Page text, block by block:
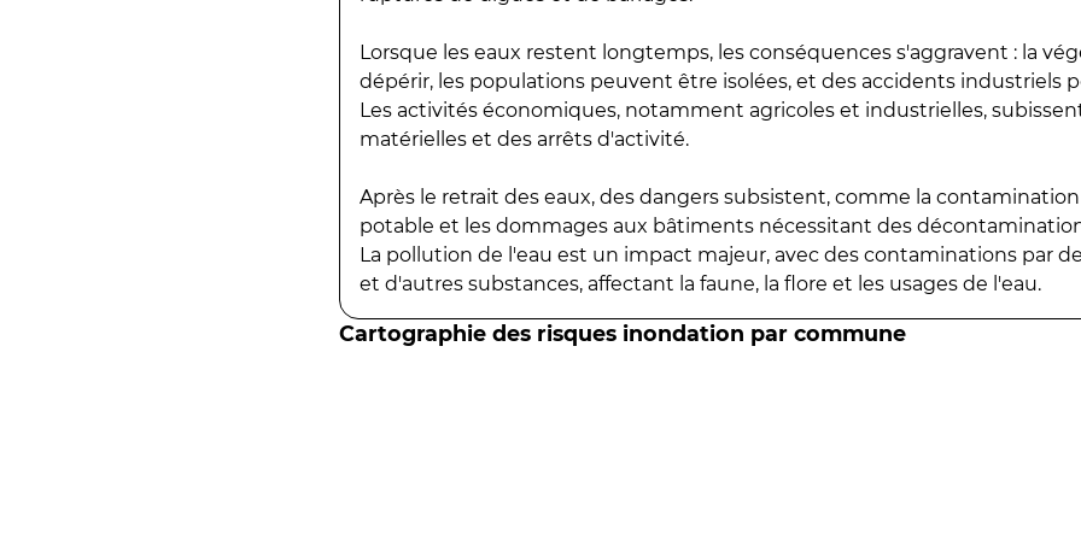
Lorsque les eaux restent longtemps, les conséquences s'aggravent : la
dépérir, les populations peuvent être isolées, et des accidents industriels
Les activités économiques, notamment agricoles et industrielles,
matérielles et des arrêts d'activité.
Après le retrait des eaux, des dangers subsistent, comme la
potable et les dommages aux bâtiments nécessitant des
La pollution de l'eau est un impact majeur, avec des contaminations par
et d'autres substances, affectant la faune, la flore et les usages de l'eau.
Cartographie des risques inondation par commune